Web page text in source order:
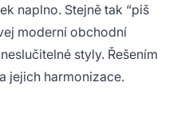
naplno. Stejně tak “piš
moderní obchodní
styly. Řešením
jejich harmonizace.